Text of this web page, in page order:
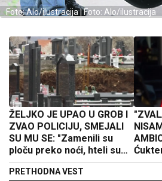
Foto: Alo/ilustracija | Foto: Alo/ilustracija
ŽELJKO JE UPAO U GROB I
ZVAO POLICIJU, SMEJALI
SU MU SE: "Zamenili su
ploču preko noći, hteli su
od mene da naprave
psihičkog bolesnika"
PRETHODNA VEST
zbog